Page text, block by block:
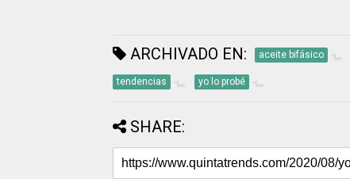
ARCHIVADO EN: aceite bifásico
tendencias yo lo probé
SHARE: